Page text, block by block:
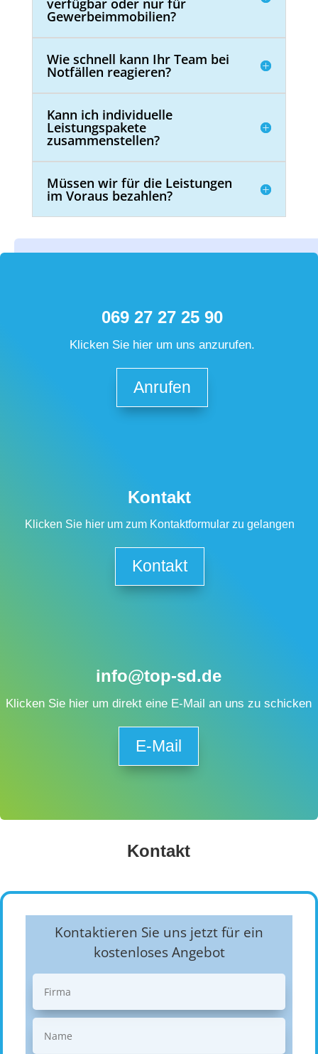
Gewerbeimmobilien?
Wie schnell kann Ihr Team bei
Notfällen reagieren?
Kann ich individuelle
Leistungspakete
zusammenstellen?
Müssen wir für die Leistungen
im Voraus bezahlen?
069 27 27 25 90
Klicken Sie hier um uns anzurufen.
Anrufen
Kontakt
Klicken Sie hier um zum Kontaktformular zu gelangen
Kontakt
info@top-sd.de
Klicken Sie hier um direkt eine E-Mail an uns zu schicken
E-Mail
Kontakt
Kontaktieren Sie uns jetzt für ein
kostenloses Angebot